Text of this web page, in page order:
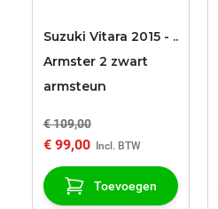
Suzuki Vitara 2015 - ..
Armster 2 zwart
armsteun
€ 109,00
€ 99,00
Toevoegen